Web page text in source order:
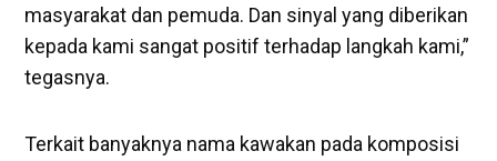
masyarakat dan pemuda. Dan sinyal yang diberikan
kepada kami sangat positif terhadap langkah kami,”
tegasnya.
Terkait banyaknya nama kawakan pada komposisi